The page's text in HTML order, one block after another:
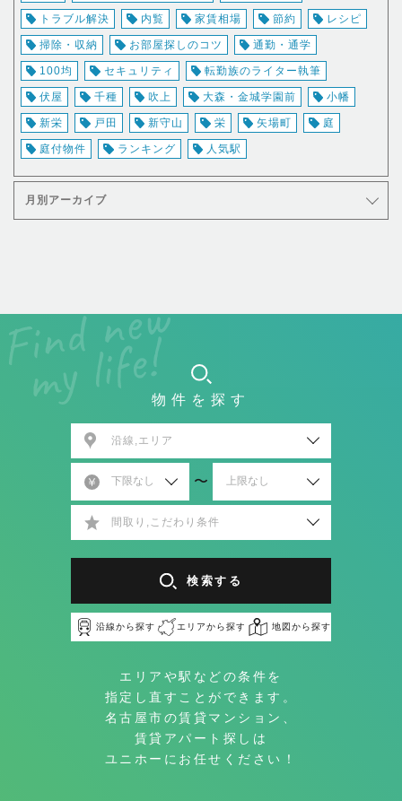
トラブル解決 内覧 家賃相場 節約 レシピ
掃除・収納 お部屋探しのコツ 通勤・通学
100均 セキュリティ 転勤族のライター執筆
伏屋 千種 吹上 大森・金城学園前 小幡
新栄 戸田 新守山 栄 矢場町 庭
庭付物件 ランキング 人気駅
月別アーカイブ
物件を探す
沿線,エリア
〜
間取り,こだわり条件
検索する
沿線から探す エリアから探す 地図から探す
エリアや駅などの条件を
指定し直すことができます。
名古屋市の賃貸マンション、
賃貸アパート探しは
ユニホーにお任せください！